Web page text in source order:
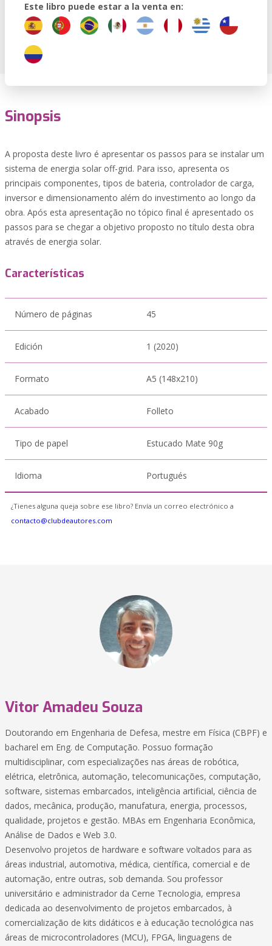
Este libro puede estar a la venta en:
Sinopsis
A proposta deste livro é apresentar os passos para se instalar um
sistema de energia solar off-grid. Para isso, apresenta os
principais componentes, tipos de bateria, controlador de carga,
inversor e dimensionamento além do investimento ao longo da
obra. Após esta apresentação no tópico final é apresentado os
passos para se chegar a objetivo proposto no título desta obra
através de energia solar.
Características
Número de páginas 45
Edición 1 (2020)
Formato A5 (148x210)
Acabado Folleto
Tipo de papel Estucado Mate 90g
Idioma Portugués
¿Tienes alguna queja sobre ese libro? Envía un correo electrónico a
contacto@clubdeautores.com
Vitor Amadeu Souza
Doutorando em Engenharia de Defesa, mestre em Física (CBPF) e
bacharel em Eng. de Computação. Possuo formação
multidisciplinar, com especializações nas áreas de robótica,
elétrica, eletrônica, automação, telecomunicações, computação,
software, sistemas embarcados, inteligência artificial, ciência de
dados, mecânica, produção, manufatura, energia, processos,
qualidade, projetos e gestão. MBAs em Engenharia Econômica,
Análise de Dados e Web 3.0.
Desenvolvo projetos de hardware e software voltados para as
áreas industrial, automotiva, médica, científica, comercial e de
automação, entre outras, sob demanda. Sou professor
universitário e administrador da Cerne Tecnologia, empresa
dedicada ao desenvolvimento de projetos embarcados, à
comercialização de kits didáticos e à educação tecnológica nas
áreas de microcontroladores (MCU), FPGA, linguagens de